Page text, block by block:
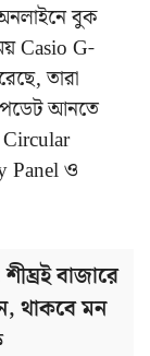
বুক
Casio G-
তারা
আনতে
Panel ও
বাজারে
থাকবে মন